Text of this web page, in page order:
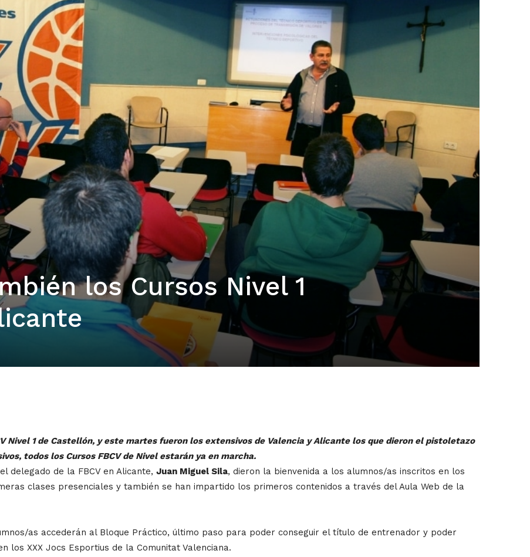
los Cursos Nivel 1
Nivel 1 de Castellón, y este martes fueron los extensivos de Valencia y Alicante los que dieron el pistoletazo
todos los Cursos FBCV de Nivel estarán ya en marcha.
delegado de la FBCV en Alicante, Juan Miguel Sila, dieron la bienvenida a los alumnos/as inscritos en los
clases presenciales y también se han impartido los primeros contenidos a través del Aula Web de la
as accederán al Bloque Práctico, último paso para poder conseguir el título de entrenador y poder
los XXX Jocs Esportius de la Comunitat Valenciana.